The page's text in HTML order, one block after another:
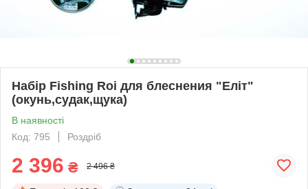
Набір Fishing Roi для блеснения "Еліт"
(окунь,судак,щука)
В наявності
Код: 795
Роздріб
2 396 ₴ 2 496 ₴